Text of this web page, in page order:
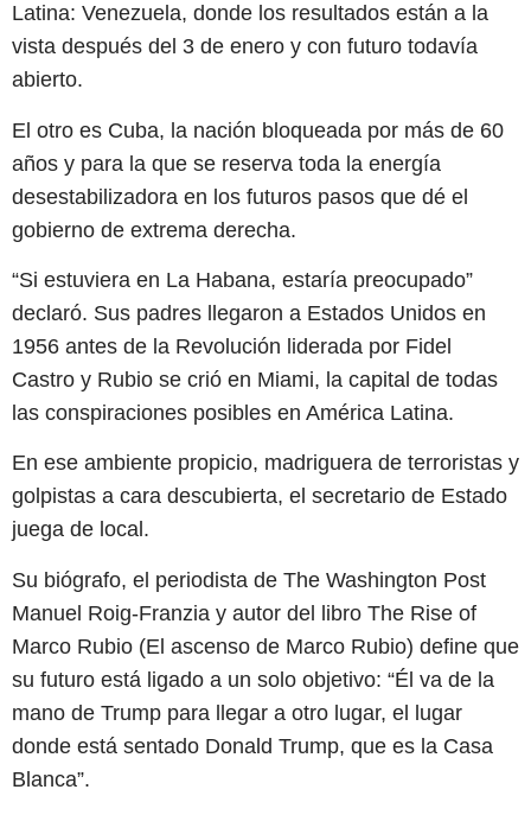
Latina: Venezuela, donde los resultados están a la
vista después del 3 de enero y con futuro todavía
abierto.
El otro es Cuba, la nación bloqueada por más de 60
años y para la que se reserva toda la energía
desestabilizadora en los futuros pasos que dé el
gobierno de extrema derecha.
“Si estuviera en La Habana, estaría preocupado”
declaró. Sus padres llegaron a Estados Unidos en
1956 antes de la Revolución liderada por Fidel
Castro y Rubio se crió en Miami, la capital de todas
las conspiraciones posibles en América Latina.
En ese ambiente propicio, madriguera de terroristas y
golpistas a cara descubierta, el secretario de Estado
juega de local.
Su biógrafo, el periodista de The Washington Post
Manuel Roig-Franzia y autor del libro The Rise of
Marco Rubio (El ascenso de Marco Rubio) define que
su futuro está ligado a un solo objetivo: “Él va de la
mano de Trump para llegar a otro lugar, el lugar
donde está sentado Donald Trump, que es la Casa
Blanca”.